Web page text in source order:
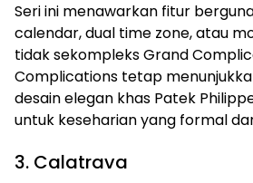
Seri ini menawarkan fitur
calendar, dual time zone, atau
tidak sekompleks Grand
Complications tetap
desain elegan khas Patek
untuk keseharian yang formal
3. Calatrava